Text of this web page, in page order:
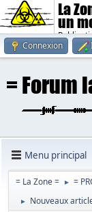
La
un
Connexion
Menu principal
= La Zone = ► =
► Nouveaux